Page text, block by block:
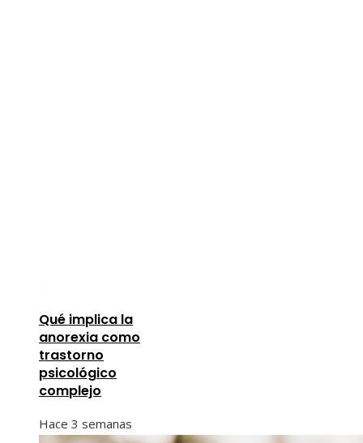
Qué implica la
anorexia como
trastorno
psicológico
complejo
Hace 3 semanas